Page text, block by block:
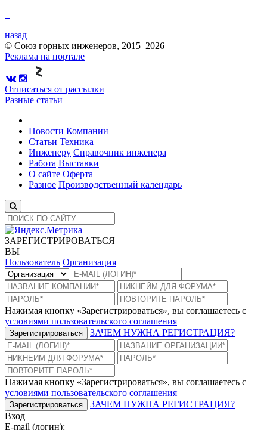
назад
© Союз горных инженеров, 2015–2026
Реклама на портале
Отписаться от рассылки
Разные статьи
Новости Компании
Статьи Техника
Инженеру Справочник инженера
Работа Выставки
О сайте Оферта
Разное Производственный календарь
ЗАРЕГИСТРИРОВАТЬСЯ
ВЫ
Пользователь Организация
Нажимая кнопку «Зарегистрироваться», вы соглашаетесь с
условиями пользовательского соглашения
Зарегистрироваться ЗАЧЕМ НУЖНА РЕГИСТРАЦИЯ?
Нажимая кнопку «Зарегистрироваться», вы соглашаетесь с
условиями пользовательского соглашения
Зарегистрироваться
ЗАЧЕМ НУЖНА РЕГИСТРАЦИЯ?
Вход
E-mail (логин):